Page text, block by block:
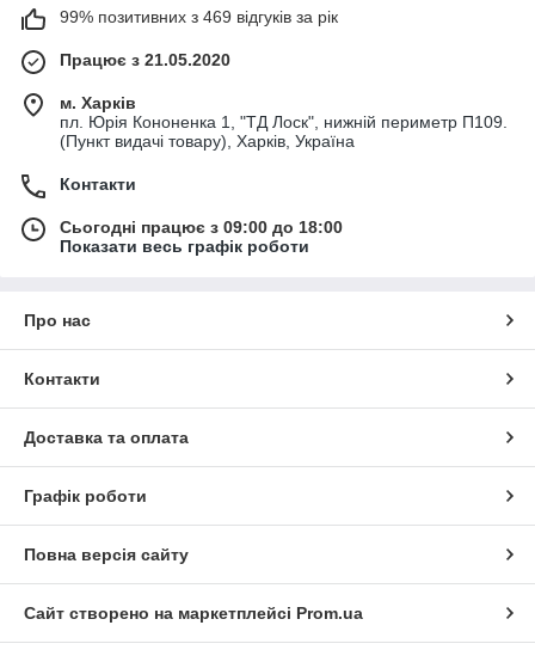
99% позитивних з 469 відгуків за рік
Працює з 21.05.2020
м. Харків
пл. Юрія Кононенка 1, "ТД Лоск", нижній периметр П109.
(Пункт видачі товару), Харків, Україна
Контакти
Сьогодні працює з 09:00 до 18:00
Показати весь графік роботи
Про нас
Контакти
Доставка та оплата
Графік роботи
Повна версія сайту
Сайт створено на маркетплейсі Prom.ua